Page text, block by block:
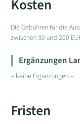
Kosten
Die Gebühren für die
zwischen 30 und 200
Ergänzungen
– keine Ergänzungen –
Fristen